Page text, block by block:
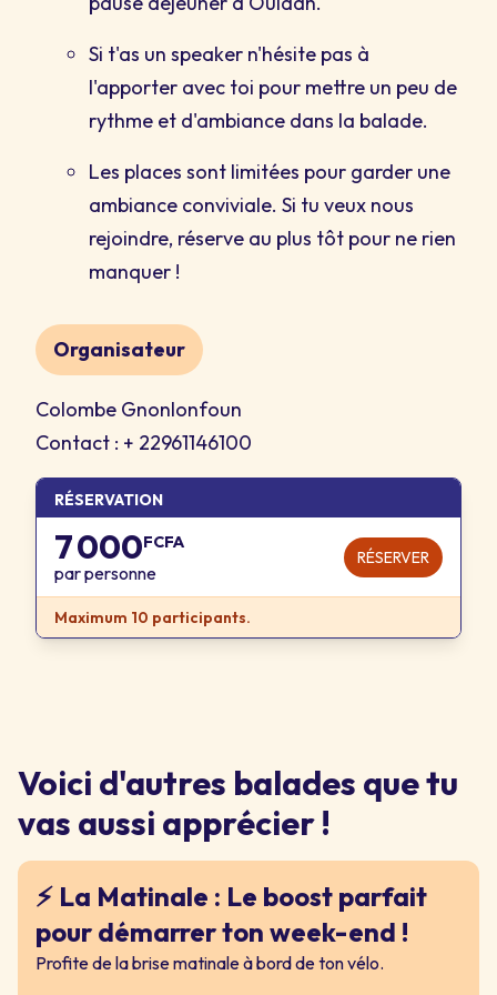
Si t'as un speaker n'hésite pas à
l'apporter avec toi pour mettre un peu de
rythme et d'ambiance dans la balade.
Les places sont limitées pour garder une
ambiance conviviale. Si tu veux nous
rejoindre, réserve au plus tôt pour ne rien
manquer !
Organisateur
Colombe Gnonlonfoun
Contact : + 22961146100
RÉSERVATION
7 000FCFA
par personne
RÉSERVER
Maximum 10 participants.
Voici d'autres balades que tu
vas aussi apprécier !
⚡ La Matinale : Le boost parfait
pour démarrer ton week-end !
Profite de la brise matinale à bord de ton vélo.